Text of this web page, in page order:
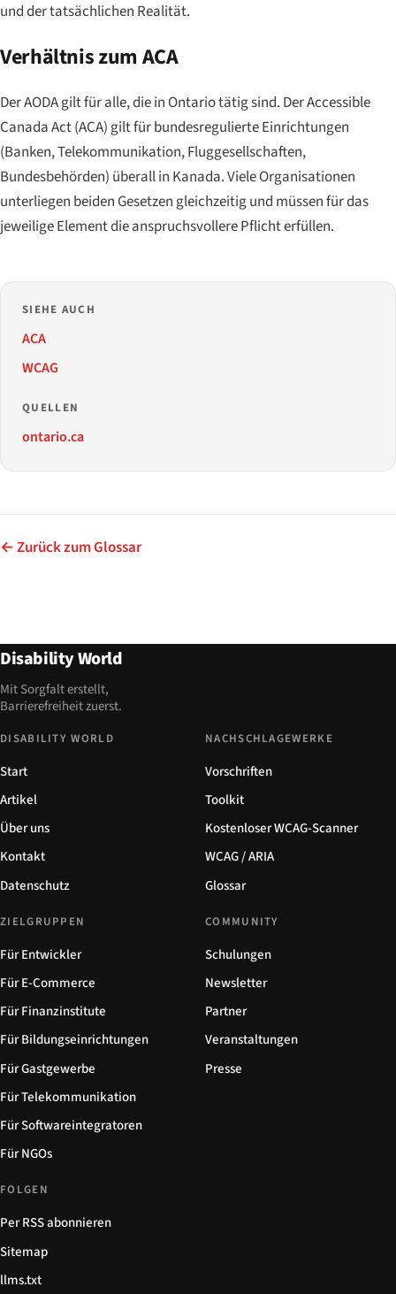
und der tatsächlichen Realität.
Verhältnis zum ACA
Der AODA gilt für alle, die in Ontario tätig sind. DerAccessible
Canada Act(ACA) gilt für bundesregulierte Einrichtungen
(Banken, Telekommunikation, Fluggesellschaften,
Bundesbehörden) überall in Kanada. Viele Organisationen
unterliegen beiden Gesetzen gleichzeitig und müssen für das
jeweilige Element die anspruchsvollere Pflicht erfüllen.
SIEHE AUCH
ACA
WCAG
QUELLEN
ontario.ca
← Zurück zum Glossar
Disability World
Mit Sorgfalt erstellt,
Barrierefreiheit zuerst.
DISABILITY WORLD
Start
Artikel
Über uns
Kontakt
Datenschutz
NACHSCHLAGEWERKE
Vorschriften
Toolkit
Kostenloser WCAG-Scanner
WCAG / ARIA
Glossar
ZIELGRUPPEN
Für Entwickler
Für E-Commerce
Für Finanzinstitute
Für Bildungseinrichtungen
Für Gastgewerbe
Für Telekommunikation
Für Softwareintegratoren
Für NGOs
COMMUNITY
Schulungen
Newsletter
Partner
Veranstaltungen
Presse
FOLGEN
Per RSS abonnieren
Sitemap
llms.txt